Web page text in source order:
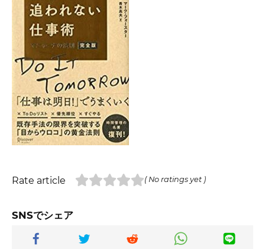
Rate article ( No ratings yet )
SNSでシェア